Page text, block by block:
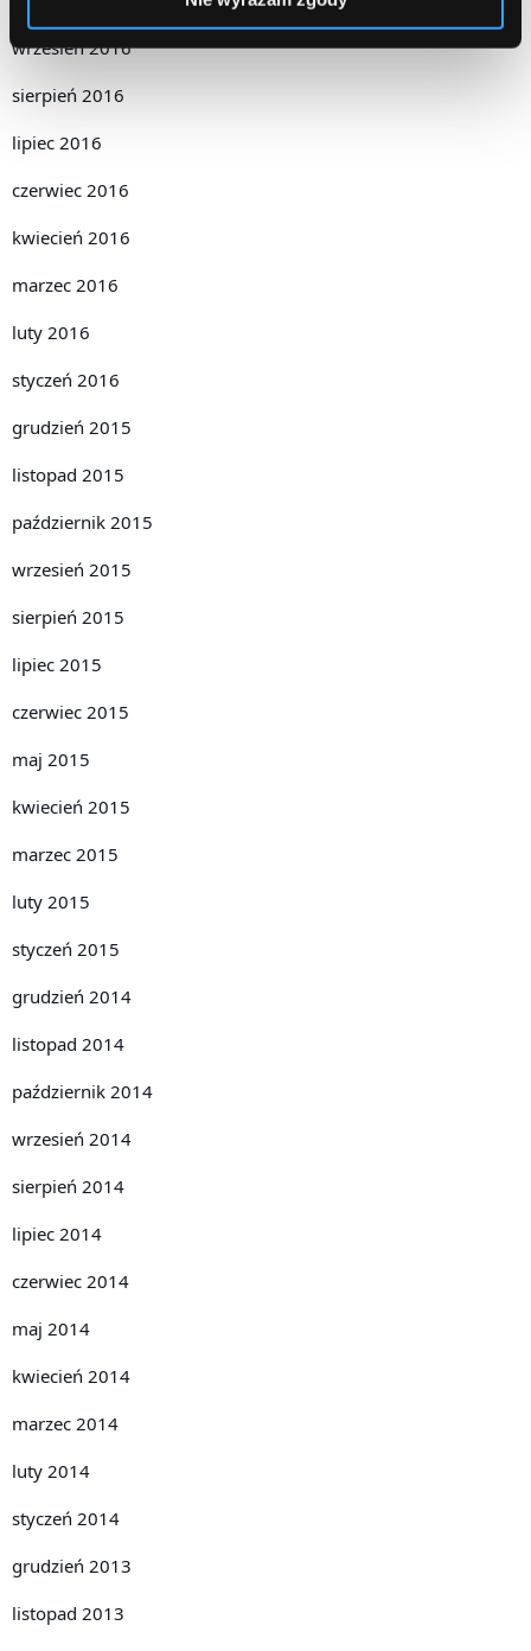
wrzesień 2016
sierpień 2016
lipiec 2016
czerwiec 2016
kwiecień 2016
marzec 2016
luty 2016
styczeń 2016
grudzień 2015
listopad 2015
październik 2015
wrzesień 2015
sierpień 2015
lipiec 2015
czerwiec 2015
maj 2015
kwiecień 2015
marzec 2015
luty 2015
styczeń 2015
grudzień 2014
listopad 2014
październik 2014
wrzesień 2014
sierpień 2014
lipiec 2014
czerwiec 2014
maj 2014
kwiecień 2014
marzec 2014
luty 2014
styczeń 2014
grudzień 2013
listopad 2013